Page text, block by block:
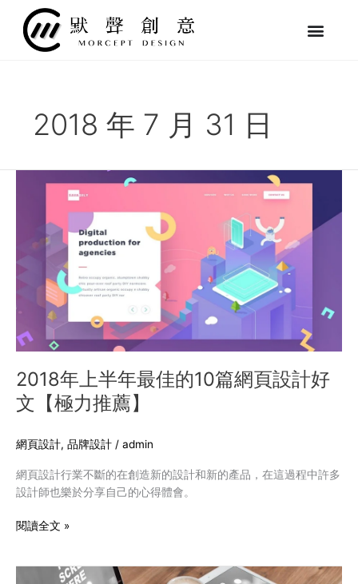
2018 年 7 月 31 日
2018年上半年最佳的10篇網頁設計好
文【極力推薦】
網頁設計, 品牌設計 / admin
網頁設計行業不斷的在創造新的設計和新的產品，在這過程中許多
設計師也樂於分享自己的心得體會。
最
篇
網
頁
設
計
文
力
推
閱讀全文 »